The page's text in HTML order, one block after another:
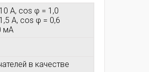
A, cos φ = 1,0
A, cos φ = 0,6
мА
в качестве